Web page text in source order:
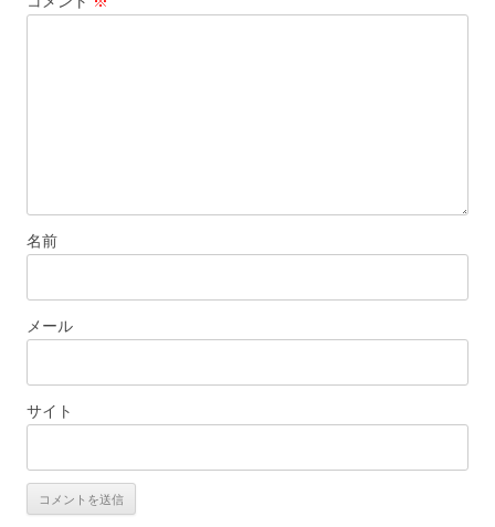
名前
メール
サイト